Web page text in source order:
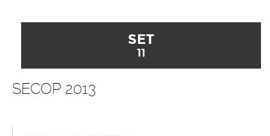
SET
11
SECOP 2013